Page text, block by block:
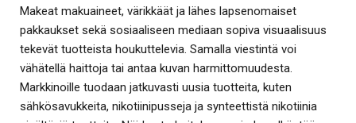
Makeat makuaineet, värikkäät ja lähes lapsenomaiset
pakkaukset sekä sosiaaliseen mediaan sopiva visuaalisuus
tekevät tuotteista houkuttelevia. Samalla viestintä voi
vähätellä haittoja tai antaa kuvan harmittomuudesta.
Markkinoille tuodaan jatkuvasti uusia tuotteita, kuten
sähkösavukkeita, nikotiinipusseja ja synteettistä nikotiinia